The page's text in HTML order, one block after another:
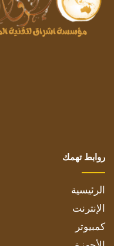
روابط تهمك
الرئيسية
الإنترنت
كمبيوتر